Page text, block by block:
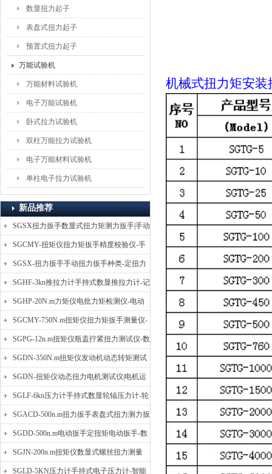
数显扭力起子
表盘式扭力起子
预置式扭力起子
万能试验机
万能材料试验机
电子万能试验机
卧式拉力试验机
双柱万能拉力试验机
电子万能材料试验机
单柱电子拉力试验机
新品推荐
SGSX扭力扳手数显式扭力矩测力扳手|手动
定扭矩检测扳手
SGCMY-扭矩仪扭力矩扳手精度校验仪-手
动扳子扭矩校准仪
SGSX-扭力扳手手动扭力扳手种类-定扭力
矩检测扳手价格
SGHF-3kn推拉力计手持式数显推拉力计-记
忆数据拉压力测力计
SGHP-20N.m力矩仪电批力矩检测仪-电动
螺丝批扭力矩测试仪
SGCMY-750N.m扭矩仪扭力矩扳手测量仪-
校准扳手扭力精度测试仪
SGPG-12n.m扭矩仪瓶盖拧紧扭力测试仪-数
显式瓶盖扭力矩仪
SGDN-350N.m扭矩仪发动机动态转矩测试
仪-动态电机扭矩测量仪
SGDN-扭矩仪动态扭力电机测试仪|电机运
转摩擦力扭矩仪
SGLF-6kn压力计手持式数显轮辐压力计-轮
辐称重压力测力计
SGACD-500n.m扭力扳手表盘式扭力测力扳
手-表盘扭力矩检测扳手
SGDD-500n.m电动扳手定扭矩电动扳手-数
显式电动定扭力矩扳手
SGJN-200n.m扭矩仪数显式螺丝扭力测量
仪-螺栓扭力矩测试仪
SGLD-5KN压力计手持式电子压力计-智能
机械式扭力矩安装